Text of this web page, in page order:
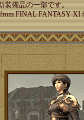
装備品の一部です。
from FINAL FANTASY XI